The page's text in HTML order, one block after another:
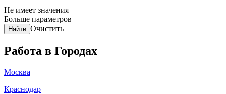
Не имеет значения
Больше параметров
Найти Очистить
Работа в Городах
Москва
Краснодар